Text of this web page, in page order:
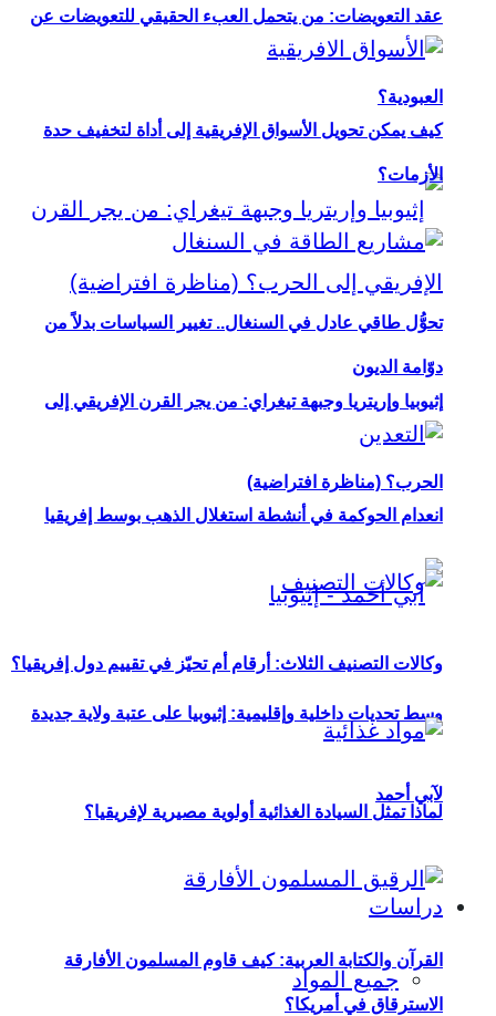
عقد التعويضات: من يتحمل العبء الحقيقي للتعويضات عن
العبودية؟
إثيوبيا وإريتريا وجبهة تيغراي: من يجر القرن الإفريقي إلى
الحرب؟ (مناظرة افتراضية)
وسط تحديات داخلية وإقليمية: إثيوبيا على عتبة ولاية جديدة
لآبي أحمد
دراسات
جميع المواد
كيف يمكن تحويل الأسواق الإفريقية إلى أداة لتخفيف حدة
الأزمات؟
تحوُّل طاقي عادل في السنغال.. تغيير السياسات بدلاً من
دوّامة الديون
انعدام الحوكمة في أنشطة استغلال الذهب بوسط إفريقيا
وكالات التصنيف الثلاث: أرقام أم تحيّز في تقييم دول إفريقيا؟
لماذا تمثل السيادة الغذائية أولوية مصيرية لإفريقيا؟
القرآن والكتابة العربية: كيف قاوم المسلمون الأفارقة
الاسترقاق في أمريكا؟